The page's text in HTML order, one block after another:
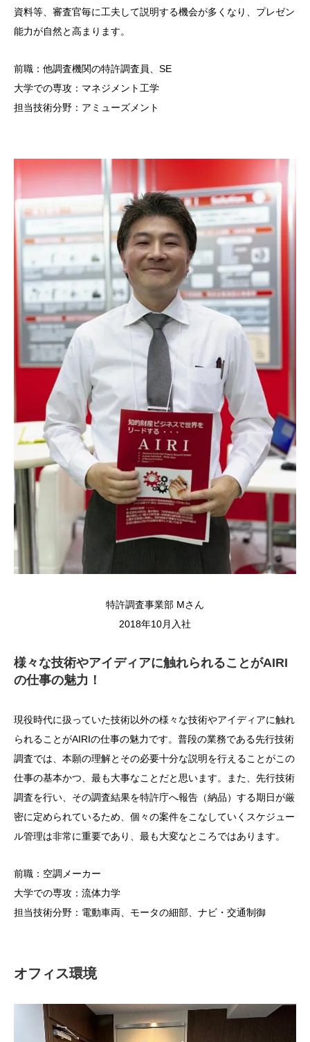
資料等、審査官毎に工夫して説明する機会が多くなり、プレゼン
能力が自然と高まります。
前職：他調査機関の特許調査員、SE
大学での専攻：マネジメント工学
担当技術分野：アミューズメント
特許調査事業部 Mさん
2018年10月入社
様々な技術やアイディアに触れられることがAIRI
の仕事の魅力！
現役時代に扱っていた技術以外の様々な技術やアイディアに触れ
られることがAIRIの仕事の魅力です。普段の業務である先行技術
調査では、本願の理解とその必要十分な説明を行えることがこの
仕事の基本かつ、最も大事なことだと思います。また、先行技術
調査を行い、その調査結果を特許庁へ報告（納品）する期日が厳
密に定められているため、個々の案件をこなしていくスケジュー
ル管理は非常に重要であり、最も大変なところではあります。
前職：空調メーカー
大学での専攻：流体力学
担当技術分野：電動車両、モータの細部、ナビ・交通制御
オフィス環境